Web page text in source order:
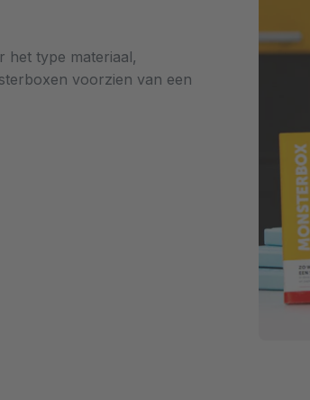
het type materiaal,
voorzien van een